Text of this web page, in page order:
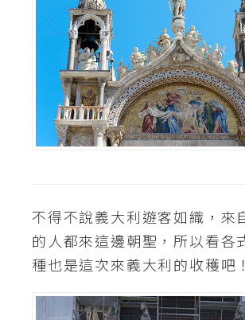
不得不說義大利遊客如織，來
的人都來這邊朝聖，所以看各
種也是這次來義大利的收穫吧！